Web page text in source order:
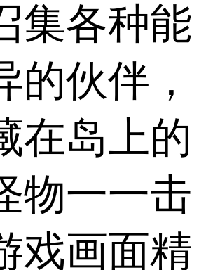
集各种能
的伙伴，
在岛上的
物一一击
戏画面精